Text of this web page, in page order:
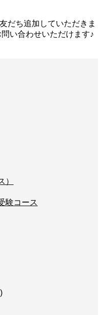
だち追加していただきま
い合わせいただけます♪
）
験コース